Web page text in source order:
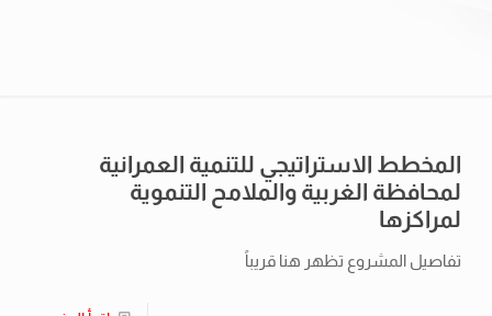
المخطط الاستراتيجي للتنمية العمرانية
لمحافظة الغربية والملامح التنموية
لمراكزها
تفاصيل المشروع تظهر هنا قريباً